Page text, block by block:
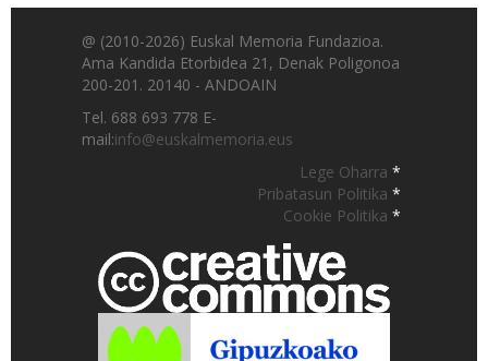
@ (2010-2026) Euskal Memoria Fundazioa.
Ama Kandida Etorbidea 21, Denak Poligonoa
200-201. 20140 - ANDOAIN
Tel. 688 693 778 E-
mail:info@euskalmemoria.eus
Lege Oharra *
Pribatasun Politika *
Cookie Politika *